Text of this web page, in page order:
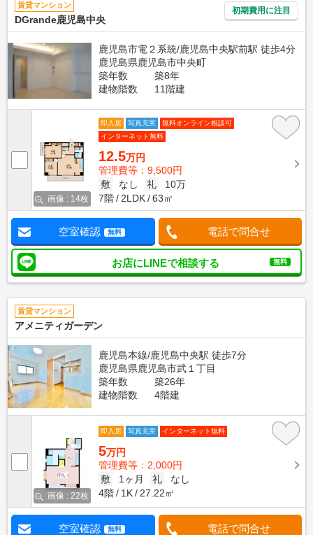
賃貸マンション
DGrande鹿児島中央
初期費用に注目
鹿児島市電２系統/鹿児島中央駅前駅 徒歩4分
鹿児島県鹿児島市中央町
築年数
築8年
建物階数
11階建
画像 : 14枚
即入居 写真充実
無料オンライン相談可
インターネット無料
12.5万円
管理費等：9,500円
敷
なし 礼
10万
7階
2LDK 63㎡
空室確認 無料 電話で問合せ
お店にLINEで相談する 無料
賃貸マンション
アメニティガーデン
鹿児島本線/鹿児島中央駅 徒歩7分
鹿児島県鹿児島市武１丁目
築年数
築26年
建物階数
4階建
画像 : 22枚
即入居 写真充実 インターネット無料
5万円
管理費等：2,000円
敷
1ヶ月 礼
なし
4階
1K 27.22㎡
空室確認 無料 電話で問合せ